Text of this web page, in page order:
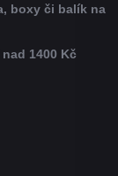
boxy či balík na
1400 Kč